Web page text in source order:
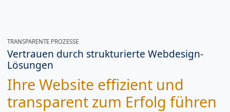
TRANSPARENTE PROZESSE
Vertrauen durch strukturierte Webdesign-
Lösungen
Ihre Website effizient und
transparent zum Erfolg führen